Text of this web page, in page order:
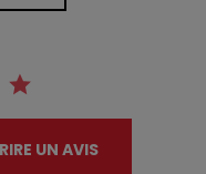
UN AVIS